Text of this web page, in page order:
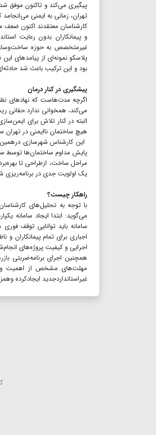
پیگیری می‌کند و تاکنون موفق
تهران، زمانی به ایمنی
کارشناسان معتقدند اکنون ضعف
و پیمانکاران بدون رعایت
غیرمتخصص به حوزه ساخت‌وساز
پلاسکو نمونه‌ای از پیامدهای
بود و این ترکیب باعث شد
پیشگیری در کنار درمان
اگرچه مدت‌هاست که نهادهای
می‌کند، همخوانی ندارد.حقانی
البته در کنار تلاش برای
هیچ ساختمان ناایمنی در تهران
این کارشناس شهرسازی
پایش مداوم ساختمان‌ها توسط
مراحل ساخت، ازطراحی تا
یک اولویت جدی در برنامه‌ریزی
راهکار چیست؟
با توجه به تحلیل‌های
می‌گوید: ابتدا ایجاد سامانه
سامانه باید توانایی توقف
اجباری برای تمام پیمانکاران و
اجرایی و کیفیت پروژه‌های
مهلت‌های مشخص از اهمیت
غیراستانداردجدید ایجادکرده